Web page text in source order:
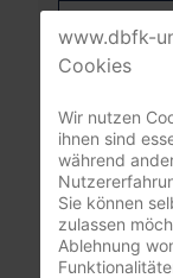
Passwort
Passwort
www.dbfk-
Cookies
Wir nutzen
ihnen sind
während
Sie können
zulassen
Ablehnung